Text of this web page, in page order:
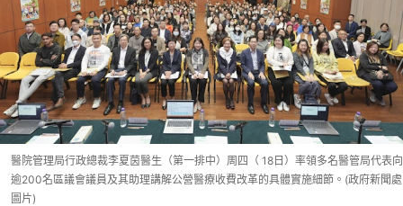
醫院管理局行政總裁李夏茵醫生（第一排中）周四（ 18日）率領多名醫管局代表向
逾200名區議會議員及其助理講解公營醫療收費改革的具體實施細節。(政府新聞處
圖片)